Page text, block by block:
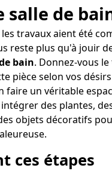
salle de
travaux aient été
reste plus qu'à jouir
bain. Donnez-vous
pièce selon vos
faire un véritable
des plantes,
objets décoratifs
ces étapes